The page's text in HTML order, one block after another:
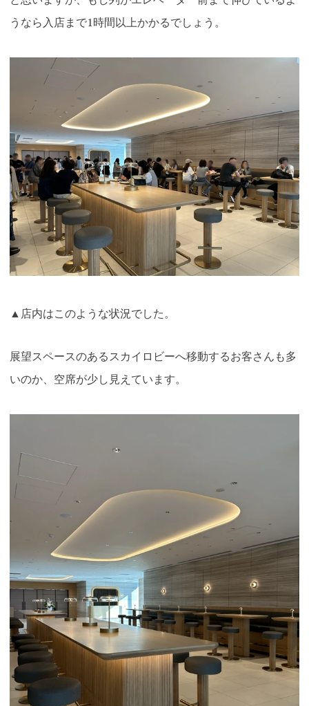
うなら入店まで1時間以上かかるでしょう。
▲店内はこのような状況でした。
展望スペースのあるスカイロビーへ移動するお客さんも多
いのか、空席が少し見えています。